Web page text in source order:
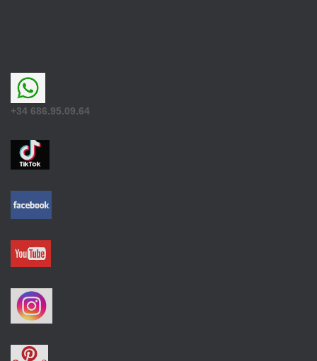
+34 686.95.09.64